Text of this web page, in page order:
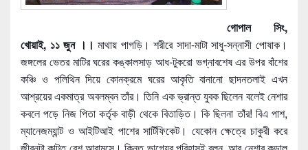
গোপাল সিং,
খোয়াই, ১১ জুন ।। মাথায় পাগড়ি। শরীরে সাদা-মাটা সাধু-সন্নাসী পোষাক।
জঙ্গলের ভেতর মাটির ঘরের কঙ্কালসাড় আধ-টুকরো ভগ্নাবশেষ এর উপর বাঁশের
কঞ্চি ও পলিথিন দিয়ে কোনক্রমে ঘরের আকৃতি বানানো ছাদনতলাই এখন
আশ্রয়ের একমাত্র অবলম্বন তাঁর। তিনি এক ভ্রান্ত যুবক ছিলেন বলেই নেশার
কবলে পড়ে নিজ পিতা কর্তৃক বাড়ী থেকে বিতাড়িত। কি ছিলনা তাঁর! বিএ পাশ,
ম্যানেজম্যান্ট ও আইটিআই পাশের সার্টিফিকেট। যেকোন ক্ষেত্রে চাকুরী করে